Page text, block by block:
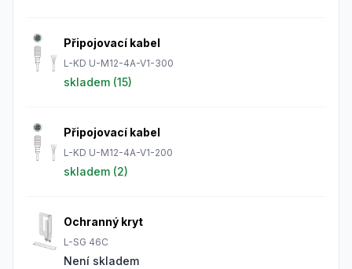
Připojovací kabel
L-KD U-M12-4A-V1-300
skladem (15)
Připojovací kabel
L-KD U-M12-4A-V1-200
skladem (2)
Ochranný kryt
L-SG 46C
Není skladem